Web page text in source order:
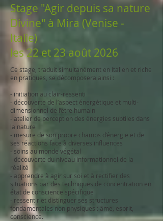
Stage "Agir depuis sa nature
Divine" à Mira (Venise -
Italie)
les 22 et 23 août 2026
Ce stage, traduit simultanément en Italien et riche
en pratiques, se décomposera ainsi :
- initiation au clair-ressenti
- découverte de l’aspect énergétique et multi-
dimensionnel de l’être humain
- atelier de perception des énergies subtiles dans
la nature
- mesure de son propre champs d’énergie et de
ses réactions face à diverses influences
- soins au monde végétal
- découverte du niveau informationnel de la
réalité
- apprendre à agir sur soi et à rectifier des
situations par des techniques de concentration en
état de conscience spécifique
- ressentir et distinguer ses structures
fondamentales non physiques : âme, esprit,
conscience.